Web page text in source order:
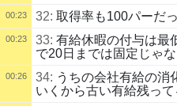
00:23 32: 取得率も100パーだ
00:23 33: 有給休暇の付与は最
で20日までは固定じゃな
00:26 34: うちの会社有給の消
いくから古い有給残っ